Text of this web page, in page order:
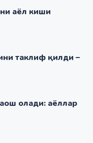
аёл киши
таклиф қилди –
олади: аёллар